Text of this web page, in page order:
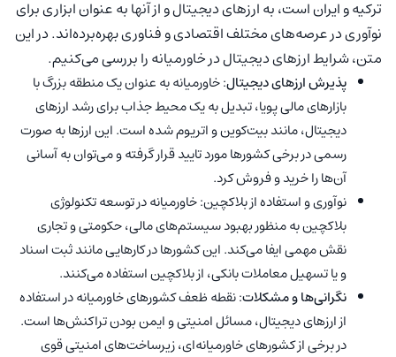
ترکیه و ایران است، به ارزهای دیجیتال و از آنها به عنوان ابزاری برای
نوآوری در عرصه‌های مختلف اقتصادی و فناوری بهره‌برده‌اند. در این
متن، شرایط ارزهای دیجیتال در خاورمیانه را بررسی می‌کنیم.
پذیرش ارزهای دیجیتال: خاورمیانه به عنوان یک منطقه بزرگ با
بازارهای مالی پویا، تبدیل به یک محیط جذاب برای رشد ارزهای
دیجیتال، مانند بیت‌کوین و اتریوم شده است. این ارزها به صورت
رسمی در برخی کشورها مورد تایید قرار گرفته و می‌توان به آسانی
آن‌ها را خرید و فروش کرد.
نوآوری و استفاده از بلاکچین: خاورمیانه در توسعه تکنولوژی
بلاکچین به منظور بهبود سیستم‌های مالی، حکومتی و تجاری
نقش مهمی ایفا می‌کند. این کشورها در کارهایی مانند ثبت اسناد
و یا تسهیل معاملات بانکی، از بلاکچین استفاده می‌کنند.
نگرانی‌ها و مشکلات: نقطه ظعف کشورهای خاورمیانه در استفاده
از ارزهای دیجیتال، مسائل امنیتی و ایمن بودن تراکنش‌ها است.
در برخی از کشورهای خاورمیانه‌ای، زیرساخت‌های امنیتی قوی